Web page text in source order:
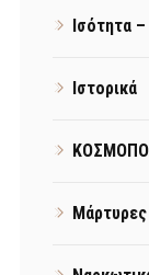
Ισότητα –
Ιστορικά
Μάρτυρες